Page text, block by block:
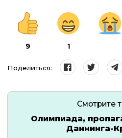
9 1
Поделиться:
Смотрите
Олимпиада,
Даннинга-